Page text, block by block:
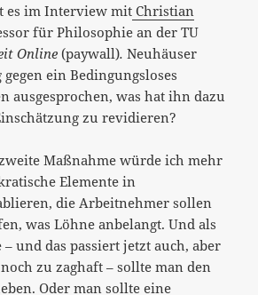
es im Interview mit Christian
für Philosophie an der TU
Online(paywall).Neuhäuser
ein Bedingungsloses
ausgesprochen, was hat ihn dazu
zu revidieren?
Maßnahme würde ich mehr
Elemente in
die Arbeitnehmer sollen
was Löhne anbelangt. Und als
und das passiert jetzt auch, aber
zu zaghaft – sollte man den
Oder man sollte eine